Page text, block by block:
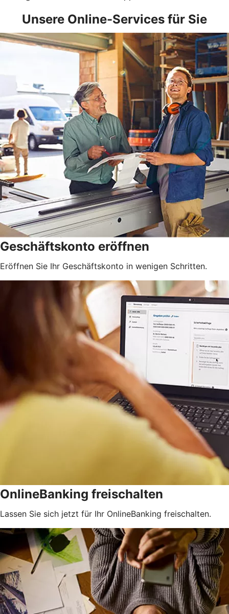
Unsere Online-Services für Sie
Geschäftskonto eröffnen
Eröffnen Sie Ihr Geschäftskonto in wenigen Schritten.
OnlineBanking freischalten
Lassen Sie sich jetzt für Ihr OnlineBanking freischalten.